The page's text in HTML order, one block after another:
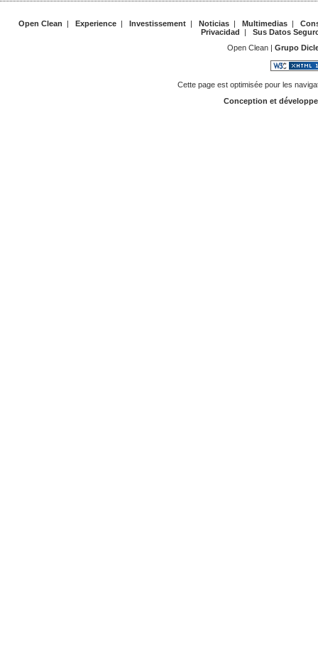
Open Clean | Experience | Investissement | Noticias | Multimedias |
Privacidad
|
Sus Datos
Open Clean | Grupo
Cette page est optimisée pour les
Conception et